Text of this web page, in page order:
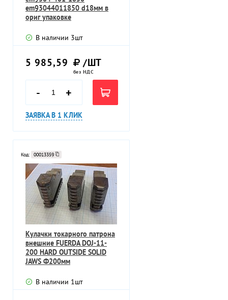
em93044011850 d18мм в
ориг упаковке
В наличии 3шт
5 985,59 /ШТ
без НДС
- +
ЗАЯВКА В 1 КЛИК
Код: 00013359
Кулачки токарного патрона
внешние FUERDA DOJ-11-
200 HARD OUTSIDE SOLID
JAWS Ф200мм
В наличии 1шт